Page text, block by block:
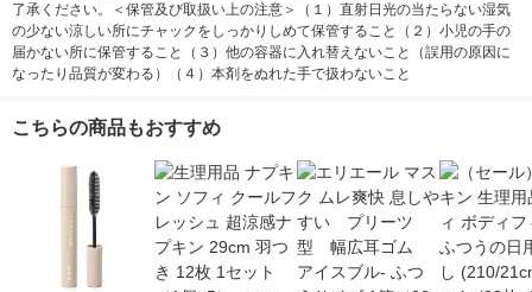
了承ください。＜保管及び取扱い上の注意＞（１）直射日光の当たらない湿気
の少ない涼しい所にチャックをしっかりしめて保管すること（２）小児の手の
届かない所に保管すること（３）他の容器に入れ替えないこと（誤用の原因に
なったり品質が変わる）（４）本剤をぬれた手で扱わないこと
こちらの商品もおすすめ